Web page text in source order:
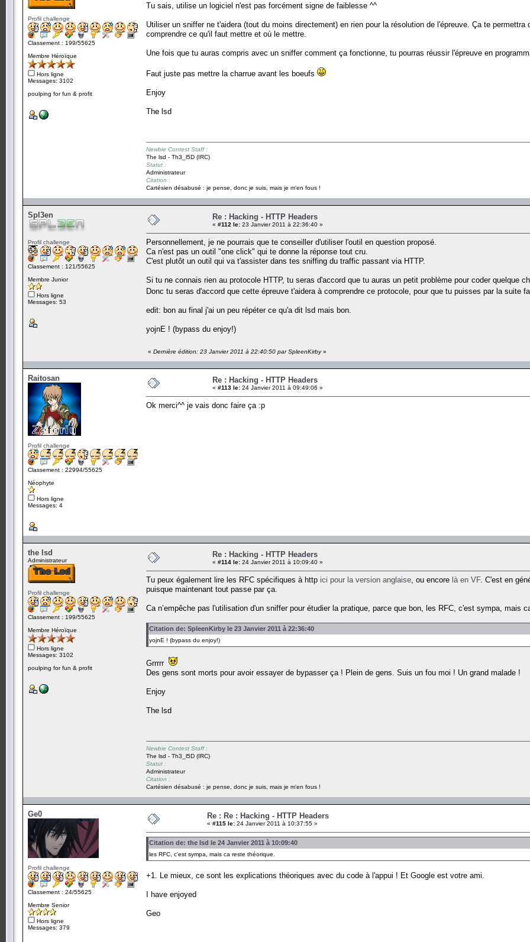
Profil challenge
Classement : 199/55625
Membre Héroïque
Hors ligne
Messages: 3102
poulping for fun & profit
Tu sais, utilise un logiciel n'est pas forcément signe de faiblesse ^^
Utiliser un sniffer ne t'aidera (tout du moins directement) en rien pour la résolution de l'épreuve. Ça te
comprendre ce qu'il faut mettre et où le mettre.
Une fois que tu auras compris avec un sniffer comment ça fonctionne, tu pourras réussir l'épreuve en
Faut juste pas mettre la charrue avant les boeufs
Enjoy
The lsd
Newbie Contest Staff :
The lsd - Th3_l5D (IRC)
Statut :
Administrateur
Citation :
Cartésien désabusé : je pense, donc je suis, mais je m'en fous !
Spl3en
Profil challenge
Classement : 121/55625
Membre Junior
Hors ligne
Messages: 53
Re : Hacking - HTTP Headers
« #112 le: 23 Janvier 2011 à 22:36:40 »
Personnellement, je ne pourrais que te conseiller d'utiliser l'outil en question proposé.
Ca n'est pas un outil "one click" qui te donne la réponse tout cru.
C'est plutôt un outil qui va t'assister dans tes sniffing du traffic passant via HTTP.
Si tu ne connais rien au protocole HTTP, tu seras d'accord que tu auras un petit problème pour coder quelque
Donc tu seras d'accord que cette épreuve t'aidera à comprendre ce protocole, pour que tu puisses par la suite
edit: bon au final j'ai un peu répéter ce qu'a dit lsd mais bon.
yojnE ! (bypass du enjoy!)
« Dernière édition: 23 Janvier 2011 à 22:40:50 par SpleenKirby»
Raitosan
Profil challenge
Classement : 22994/55625
Néophyte
Hors ligne
Messages: 4
Re : Hacking - HTTP Headers
« #113 le: 24 Janvier 2011 à 09:49:06 »
Ok merci^^ je vais donc faire ça :p
the lsd
Administrateur
Profil challenge
Classement : 199/55625
Membre Héroïque
Hors ligne
Messages: 3102
poulping for fun & profit
Re : Hacking - HTTP Headers
« #114 le: 24 Janvier 2011 à 10:09:40 »
Tu peux également lire les RFC spécifiques à http ici pour la version anglaise , ou encore là en VF. C'est en
puisque maintenant tout passe par ça.
Ca n’empêche pas l'utilisation d'un sniffer pour étudier la pratique, parce que bon, les RFC, c'est sympa, mais
Citation de: SpleenKirby le 23 Janvier 2011 à 22:36:40
yojnE ! (bypass du enjoy!)
Grrrrr
Des gens sont morts pour avoir essayer de bypasser ça ! Plein de gens. Suis un fou moi ! Un grand malade !
Enjoy
The lsd
Newbie Contest Staff :
The lsd - Th3_l5D (IRC)
Statut :
Administrateur
Citation :
Cartésien désabusé : je pense, donc je suis, mais je m'en fous !
Ge0
Profil challenge
Classement : 24/55625
Membre Senior
Hors ligne
Messages: 379
Re : Re : Hacking - HTTP Headers
« #115 le: 24 Janvier 2011 à 10:37:55 »
Citation de: the lsd le 24 Janvier 2011 à 10:09:40
les RFC, c'est sympa, mais ca reste théorique.
+1. Le mieux, ce sont les explications théoriques avec du code à l'appui ! Et Google est votre ami.
I have enjoyed
Geo